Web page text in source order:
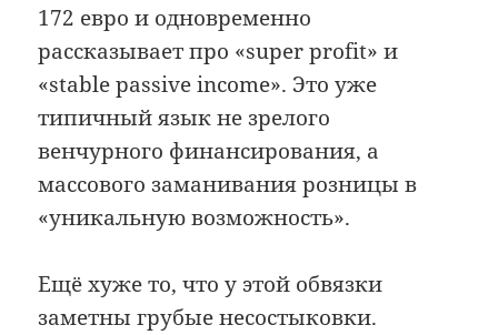
172 евро и одновременно
рассказывает про «super profit» и
«stable passive income». Это уже
типичный язык не зрелого
венчурного финансирования, а
массового заманивания розницы в
«уникальную возможность».
Ещё хуже то, что у этой обвязки
заметны грубые несостыковки.